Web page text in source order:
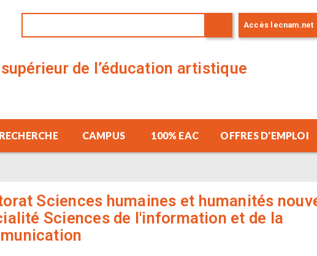
Accès lecnam.net
de l’éducation artistique
RECHERCHE CAMPUS 100% EAC OFFRES D'EMPLOI
Sciences humaines et humanités
Sciences de l'information et de la